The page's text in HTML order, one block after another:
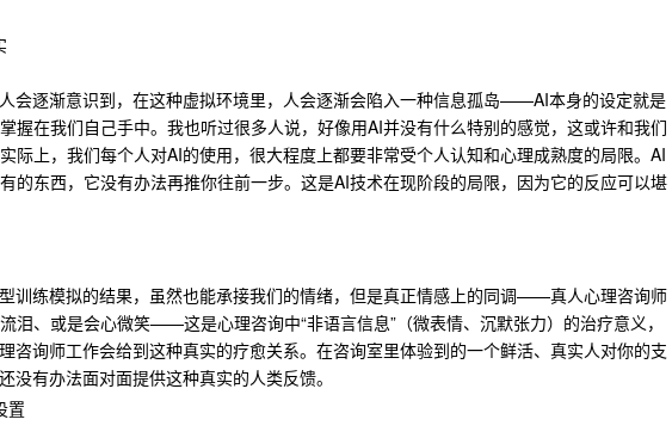
会逐渐意识到，在这种虚拟环境里，人会逐渐会陷入一种信息孤岛——AI本身的设定就是
握在我们自己手中。我也听过很多人说，好像用AI并没有什么特别的感觉，这或许和我们
际上，我们每个人对AI的使用，很大程度上都要非常受个人认知和心理成熟度的局限。AI
的东西，它没有办法再推你往前一步。这是AI技术在现阶段的局限，因为它的反应可以堪
训练模拟的结果，虽然也能承接我们的情绪，但是真正情感上的同调——真人心理咨询师
泪、或是会心微笑——这是心理咨询中“非语言信息”（微表情、沉默张力）的治疗意义，
咨询师工作会给到这种真实的疗愈关系。在咨询室里体验到的一个鲜活、真实人对你的支
有办法面对面提供这种真实的人类反馈。
置